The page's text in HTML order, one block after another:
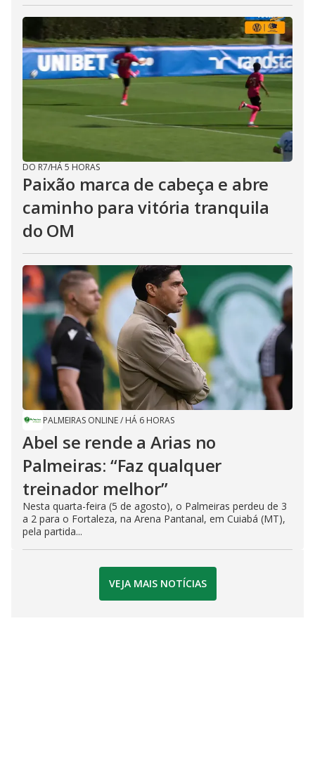
DO R7/HÁ 5 HORAS
Paixão marca de cabeça e abre
caminho para vitória tranquila
do OM
PALMEIRAS ONLINE/ HÁ 6 HORAS
Abel se rende a Arias no
Palmeiras: “Faz qualquer
treinador melhor”
Nesta quarta-feira (5 de agosto), o Palmeiras perdeu de 3
a 2 para o Fortaleza, na Arena Pantanal, em Cuiabá (MT),
pela partida...
VEJA MAIS NOTÍCIAS